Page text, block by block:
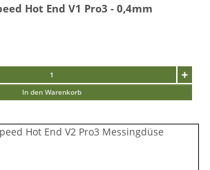
Hot End V1 Pro3 - 0,4mm
In den Warenkorb